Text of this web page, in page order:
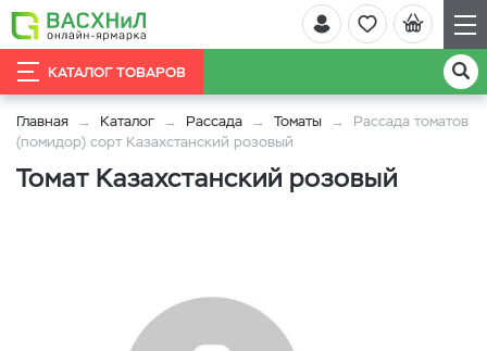
КАТАЛОГ ТОВАРОВ
Главная Каталог Рассада Томаты
Рассада томатов
(помидор) сорт Казахстанский розовый
Томат Казахстанский розовый